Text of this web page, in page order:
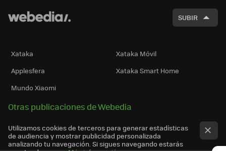
SUBIR
Xataka
Xataka Móvil
Applesfera
Xataka Smart Home
Mundo Xiaomi
Otras publicaciones de Webedia
Utilizamos cookies de terceros para generar estadísticas
de audiencia y mostrar publicidad personalizada
analizando tu navegación. Si sigues navegando estarás